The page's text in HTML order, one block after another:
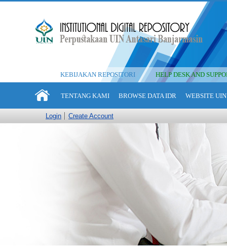
KEBIJAKAN REPOSITORI HELP DESK AND
TENTANG KAMI BROWSE DATA IDR WEBSITE
Login Create Account